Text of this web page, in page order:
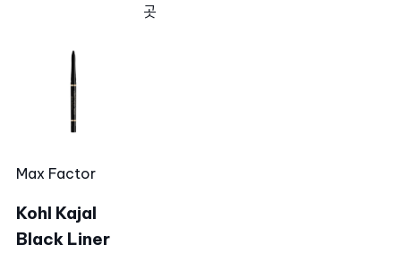
곳
Max Factor
Kohl Kajal
Black Liner